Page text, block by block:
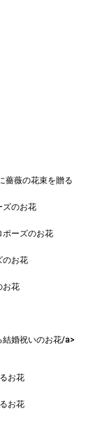
薔薇の花束を贈る
ズのお花
ポーズのお花
のお花
お花
結婚祝いのお花/a>
お花
お花